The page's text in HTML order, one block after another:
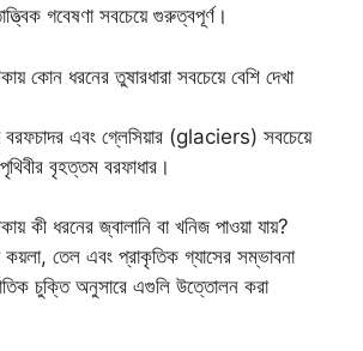
গবেষণা সবচেয়ে গুরুত্বপূর্ণ।
কোন ধরনের তুষারধারা সবচেয়ে বেশি দেখা
বরফচাদর এবং গ্লেসিয়ার (glaciers) সবচেয়ে
বৃহত্তম বরফাধার।
কী ধরনের জ্বালানি বা খনিজ পাওয়া যায়?
কয়লা, তেল এবং প্রাকৃতিক গ্যাসের সম্ভাবনা
চুক্তি অনুসারে এগুলি উত্তোলন করা